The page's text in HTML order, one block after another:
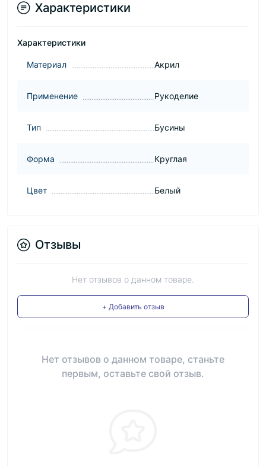
Характеристики
Характеристики
Материал Акрил
Применение Рукоделие
Тип Бусины
Форма Круглая
Цвет Белый
Отзывы
Нет отзывов о данном товаре.
+ Добавить отзыв
Нет отзывов о данном товаре, станьте
первым, оставьте свой отзыв.